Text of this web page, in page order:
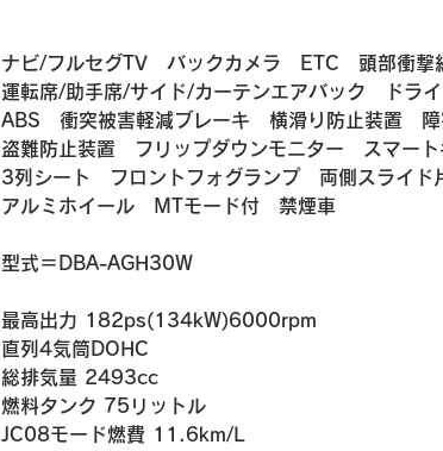
ナビ/フルセグTV　バックカメラ　ETC　頭部衝撃
運転席/助手席/サイド/カーテンエアバック　ドラ
ABS　衝突被害軽減ブレーキ　横滑り防止装置　
盗難防止装置　フリップダウンモニター　スマー
3列シート　フロントフォグランプ　両側スライ
アルミホイール　MTモード付　禁煙車
​​型式＝DBA-AGH30W
最高出力 182ps(134kW)6000rpm
直列4気筒DOHC
総排気量 2493cc
燃料タンク 75リットル
​JC08モード燃費 11.6km/L